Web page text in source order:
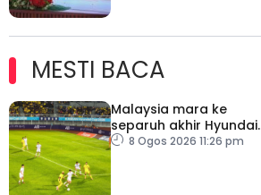
MESTI BACA
Malaysia mara ke
separuh akhir Hyundai
ASEAN Cup
8 Ogos 2026 11:26 pm